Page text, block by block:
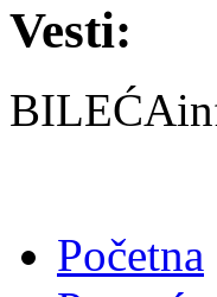
Vesti:
Početna